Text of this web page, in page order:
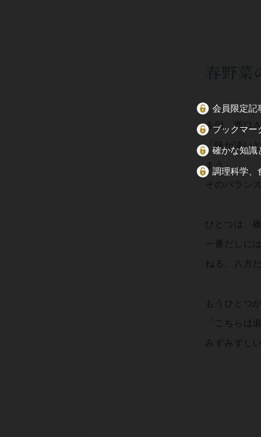
春野
今回、西口
「味が淡い
まう」。
そのバラン
ひとつは、
一番だしに
ねる。八方
もうひとつ
「こちらは
みずみずし
会員限定記
ブックマー
確かな知識
調理科学、